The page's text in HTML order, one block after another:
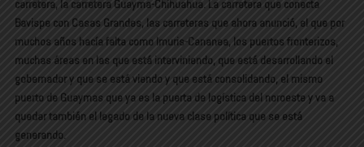
carretera, la carretera Guayma-Chihuahua. La carretera que conecta
Bavispe con Casas Grandes, las carreteras que ahora anunció, el que por
muchos años hacía falta como Imuris-Cananea, los puertos fronterizos,
muchas áreas en las que está interviniendo, que está desarrollando el
gobernador y que se está viendo y que está consolidando, el mismo
puerto de Guaymas que ya es la puerta de logística del noroeste y va a
quedar también el legado de la nueva clase política que se está
generando.